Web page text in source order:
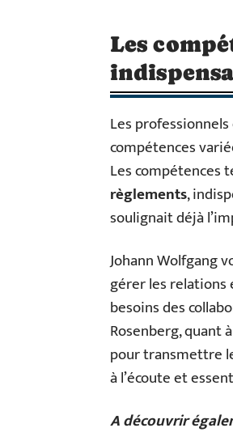
Les
Les
compétences
Les compétences
règlements,
soulignait déjà
Johann Wolfgang
gérer les relations
besoins des
Rosenberg, quant
pour transmettre
à l’écoute et
A découvrir